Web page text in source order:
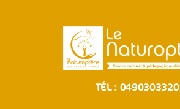
TÉL : 0490303320